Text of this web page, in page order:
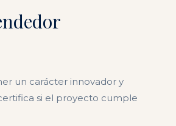
un carácter innovador y
si el proyecto cumple